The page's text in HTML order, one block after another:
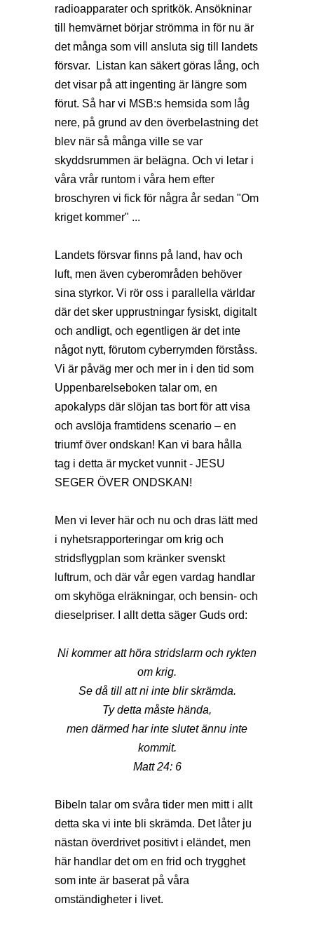
radioapparater och spritkök. Ansökninar
till hemvärnet börjar strömma in för nu är
det många som vill ansluta sig till landets
försvar. Listan kan säkert göras lång, och
det visar på att ingenting är längre som
förut. Så har vi MSB:s hemsida som låg
nere, på grund av den överbelastning det
blev när så många ville se var
skyddsrummen är belägna. Och vi letar i
våra vrår runtom i våra hem efter
broschyren vi fick för några år sedan "Om
kriget kommer" ...
Landets försvar finns på land, hav och
luft, men även cyberområden behöver
sina styrkor. Vi rör oss i parallella världar
där det sker upprustningar fysiskt, digitalt
och andligt, och egentligen är det inte
något nytt, förutom cyberrymden förståss.
Vi är påväg mer och mer in i den tid som
Uppenbarelseboken talar om, en
apokalyps där slöjan tas bort för att visa
och avslöja framtidens scenario – en
triumf över ondskan! Kan vi bara hålla
tag i detta är mycket vunnit - JESU
SEGER ÖVER ONDSKAN!
Men vi lever här och nu och dras lätt med
i nyhetsrapporteringar om krig och
stridsflygplan som kränker svenskt
luftrum, och där vår egen vardag handlar
om skyhöga elräkningar, och bensin- och
dieselpriser. I allt detta säger Guds ord:
Ni kommer att höra stridslarm och rykten
om krig.
Se då till att ni inte blir skrämda.
Ty detta måste hända,
men därmed har inte slutet ännu inte
kommit.
Matt 24: 6
Bibeln talar om svåra tider men mitt i allt
detta ska vi inte bli skrämda. Det låter ju
nästan överdrivet positivt i eländet, men
här handlar det om en frid och trygghet
som inte är baserat på våra
omständigheter i livet.